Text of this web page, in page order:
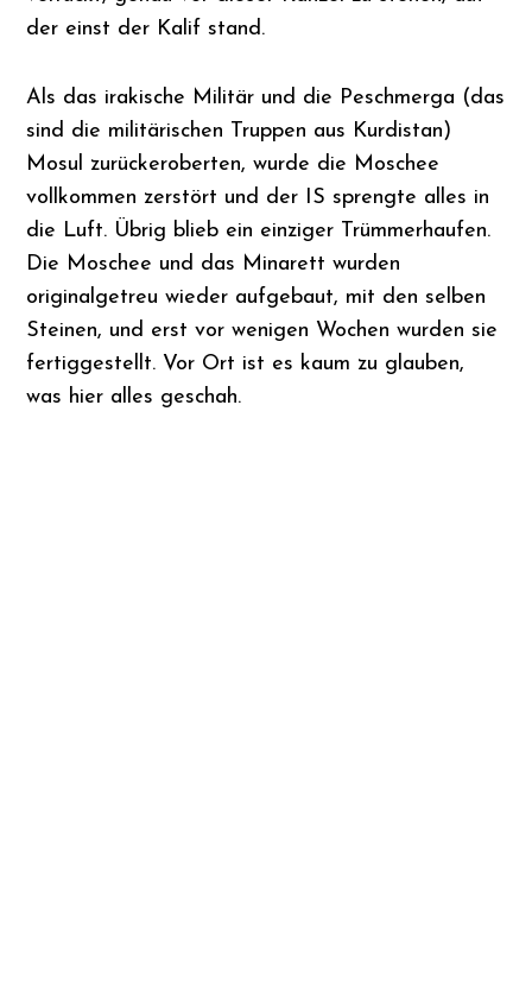
der einst der Kalif stand.
Als das irakische Militär und die Peschmerga (das
sind die militärischen Truppen aus Kurdistan)
Mosul zurückeroberten, wurde die Moschee
vollkommen zerstört und der IS sprengte alles in
die Luft. Übrig blieb ein einziger Trümmerhaufen.
Die Moschee und das Minarett wurden
originalgetreu wieder aufgebaut, mit den selben
Steinen, und erst vor wenigen Wochen wurden sie
fertiggestellt. Vor Ort ist es kaum zu glauben,
was hier alles geschah.